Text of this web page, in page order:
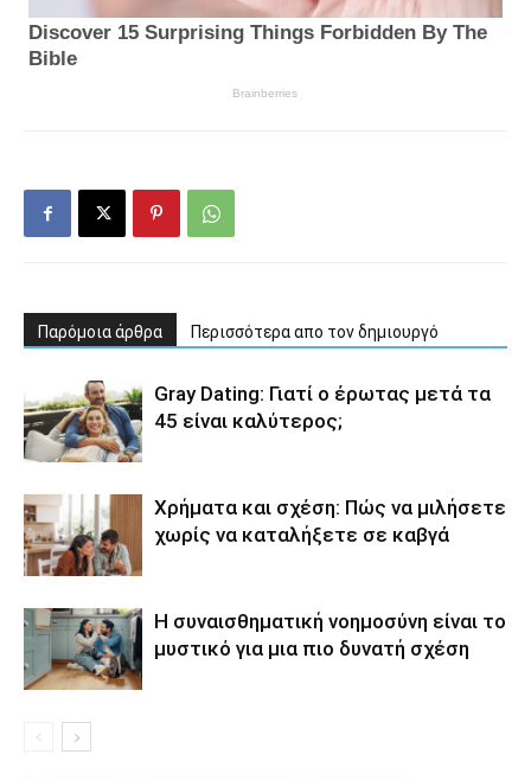
Παρόμοια άρθρα Περισσότερα απο τον δημιουργό
Gray Dating: Γιατί ο έρωτας μετά τα
45 είναι καλύτερος;
Χρήματα και σχέση: Πώς να μιλήσετε
χωρίς να καταλήξετε σε καβγά
Η συναισθηματική νοημοσύνη είναι το
μυστικό για μια πιο δυνατή σχέση